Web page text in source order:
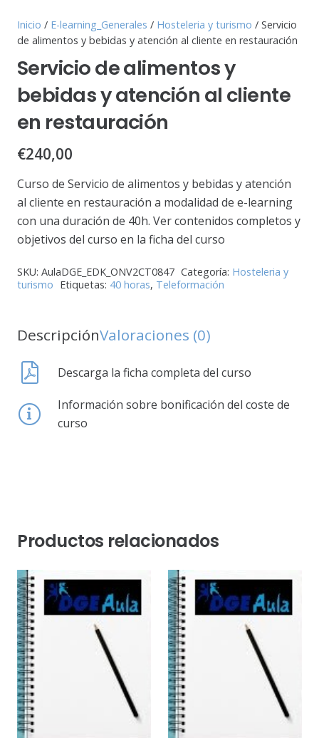
Inicio / E-learning_Generales / Hosteleria y turismo / Servicio
de alimentos y bebidas y atención al cliente en restauración
Servicio de alimentos y
bebidas y atención al cliente
en restauración
€240,00
Curso de Servicio de alimentos y bebidas y atención
al cliente en restauración a modalidad de e-learning
con una duración de 40h. Ver contenidos completos y
objetivos del curso en la ficha del curso
SKU: AulaDGE_EDK_ONV2CT0847 Categoría: Hosteleria y
turismo Etiquetas: 40 horas, Teleformación
DescripciónValoraciones (0)
Descarga la ficha completa del curso
Información sobre bonificación del coste de
curso
Productos relacionados